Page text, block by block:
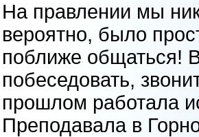
На правлении мы
вероятно, было
поближе общаться!
побеседовать,
прошлом работала
Преподавала в